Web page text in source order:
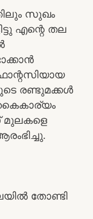
സുഖം
എന്റെ തല
രണ്ടുമക്കൾ
മുലകളെ
തോണ്ടി